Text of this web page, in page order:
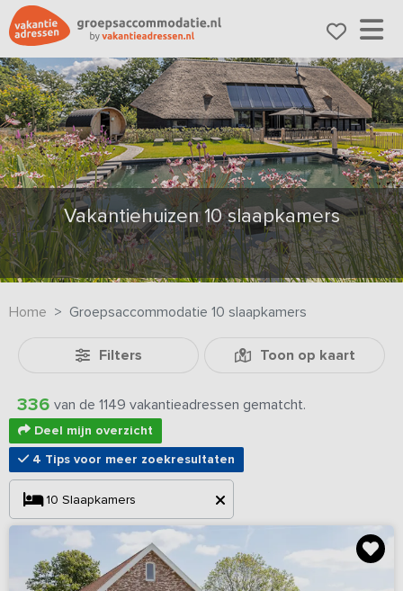
Vakantiehuizen 10 slaapkamers
Home Groepsaccommodatie 10 slaapkamers
Filters Toon op kaart
336 van de 1149 vakantieadressen gematcht.
Deel mijn overzicht
4 Tips voor meer zoekresultaten
10 Slaapkamers